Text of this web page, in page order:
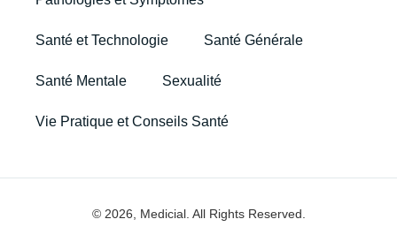
Santé et Technologie Santé Générale
Santé Mentale Sexualité
Vie Pratique et Conseils Santé
© 2026, Medicial. All Rights Reserved.